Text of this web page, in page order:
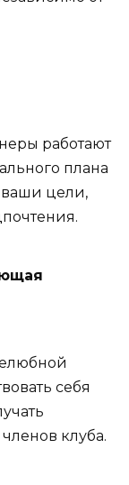
работают
плана
ваши цели,
себя
клуба.